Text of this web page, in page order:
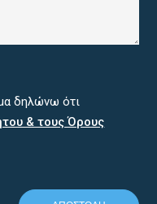
δηλώνω ότι
& τους Όρους